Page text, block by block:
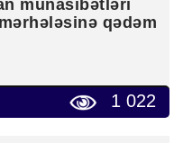
münasibətləri
qədəm
1 022